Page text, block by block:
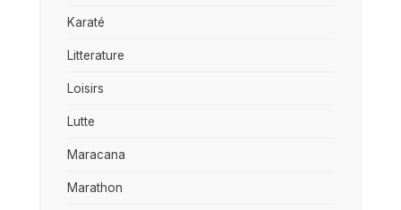
Karaté
Litterature
Loisirs
Lutte
Maracana
Marathon